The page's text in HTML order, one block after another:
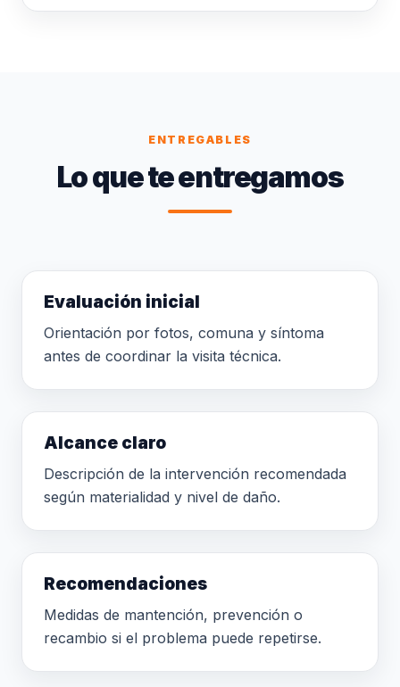
ENTREGABLES
Lo que te entregamos
Evaluación inicial
Orientación por fotos, comuna y síntoma
antes de coordinar la visita técnica.
Alcance claro
Descripción de la intervención recomendada
según materialidad y nivel de daño.
Recomendaciones
Medidas de mantención, prevención o
recambio si el problema puede repetirse.